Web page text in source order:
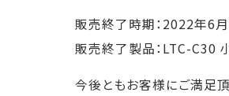
販売終了時期：2022年6月
販売終了製品：LTC-C30
今後ともお客様にご満足